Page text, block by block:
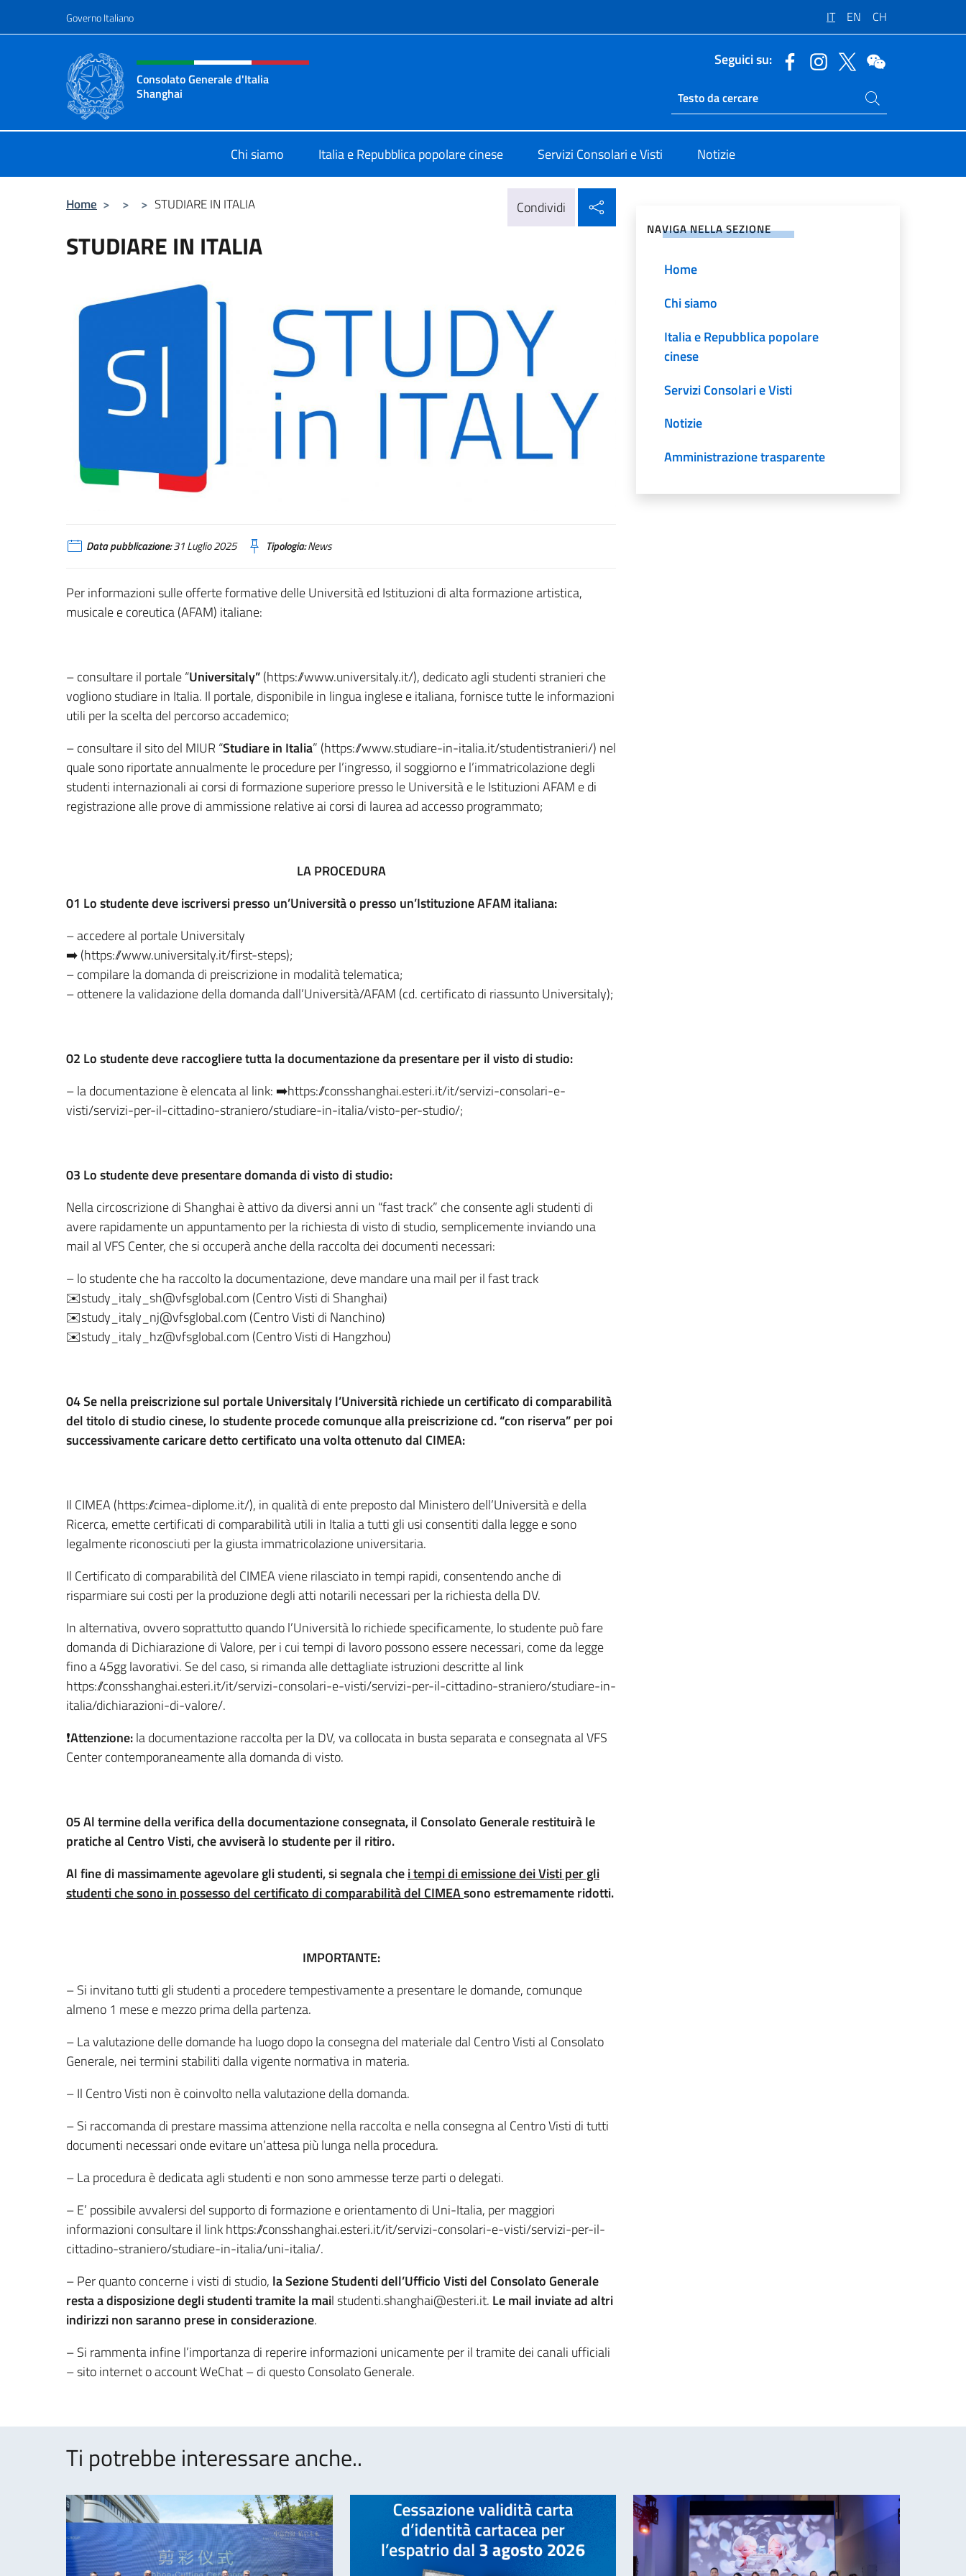
Governo Italiano IT EN CH
Intestazione sito, social e menù
Consolato Generale d'Italia
Shanghai
Seguici su:
Ricerca sito live
Cerca nel sito
Chi siamo Italia e Repubblica popolare cinese Servizi Consolari e Visti Notizie
Home > > > STUDIARE IN ITALIA Condividi
STUDIARE IN ITALIA
Data pubblicazione:31 Luglio 2025 Tipologia:News
Per informazioni sulle offerte formative delle Università ed Istituzioni di alta formazione artistica,
musicale e coreutica (AFAM) italiane­:
– consultare il portale “Universitaly”(https://www.universitaly.it/), dedicato agli studenti stranieri che
vogliono studiare in Italia. Il portale, disponibile in lingua inglese e italiana, fornisce tutte le informazioni
utili per la scelta del percorso accademico;
– consultare il sito del MIUR “Studiare in Italia” (https://www.studiare-in-italia.it/studentistranieri/) nel
quale sono riportate annualmente le procedure per l’ingresso, il soggiorno e l’immatricolazione degli
studenti internazionali ai corsi di formazione superiore presso le Università e le Istituzioni AFAM e di
registrazione alle prove di ammissione relative ai corsi di laurea ad accesso programmato;
LA PROCEDURA
01 Lo studente deve iscriversi presso un’Università o presso un’Istituzione AFAM italiana:
– accedere al portale Universitaly
➡️ (https://www.universitaly.it/first-steps);
– compilare la domanda di preiscrizione in modalità telematica;
– ottenere la validazione della domanda dall’Università/AFAM (cd. certificato di riassunto Universitaly);
02 Lo studente deve raccogliere tutta la documentazione da presentare per il visto di studio:
– la documentazione è elencata al link: ➡️https://consshanghai.esteri.it/it/servizi-consolari-e-
visti/servizi-per-il-cittadino-straniero/studiare-in-italia/visto-per-studio/;
03 Lo studente deve presentare domanda di visto di studio:
Nella circoscrizione di Shanghai è attivo da diversi anni un “fast track” che consente agli studenti di
avere rapidamente un appuntamento per la richiesta di visto di studio, semplicemente inviando una
mail al VFS Center, che si occuperà anche della raccolta dei documenti necessari:
– lo studente che ha raccolto la documentazione, deve mandare una mail per il fast track
✉️study_italy_sh@vfsglobal.com (Centro Visti di Shanghai)
✉️study_italy_nj@vfsglobal.com (Centro Visti di Nanchino)
✉️study_italy_hz@vfsglobal.com (Centro Visti di Hangzhou)
04 Se nella preiscrizione sul portale Universitaly l’Università richiede un certificato di comparabilità
del titolo di studio cinese, lo studente procede comunque alla preiscrizione cd. “con riserva” per poi
successivamente caricare detto certificato una volta ottenuto dal CIMEA:
Il CIMEA (https://cimea-diplome.it/), in qualità di ente preposto dal Ministero dell’Università e della
Ricerca, emette certificati di comparabilità utili in Italia a tutti gli usi consentiti dalla legge e sono
legalmente riconosciuti per la giusta immatricolazione universitaria.
Il Certificato di comparabilità del CIMEA viene rilasciato in tempi rapidi, consentendo anche di
risparmiare sui costi per la produzione degli atti notarili necessari per la richiesta della DV.
In alternativa, ovvero soprattutto quando l’Università lo richiede specificamente, lo studente può fare
domanda di Dichiarazione di Valore, per i cui tempi di lavoro possono essere necessari, come da legge
fino a 45gg lavorativi. Se del caso, si rimanda alle dettagliate istruzioni descritte al link
https://consshanghai.esteri.it/it/servizi-consolari-e-visti/servizi-per-il-cittadino-straniero/studiare-in-
italia/dichiarazioni-di-valore/.
❗️Attenzione:la documentazione raccolta per la DV, va collocata in busta separata e consegnata al VFS
Center contemporaneamente alla domanda di visto.
05 Al termine della verifica della documentazione consegnata, il Consolato Generale restituirà le
pratiche al Centro Visti, che avviserà lo studente per il ritiro.
Al fine di massimamente agevolare gli studenti, si segnala chei tempi di emissione dei Visti per gli
studenti che sono in possesso del certificato di comparabilità del CIMEAsono estremamente ridotti.
IMPORTANTE:
– Si invitano tutti gli studenti a procedere tempestivamente a presentare le domande, comunque
almeno 1 mese e mezzo prima della partenza.
– La valutazione delle domande ha luogo dopo la consegna del materiale dal Centro Visti al Consolato
Generale, nei termini stabiliti dalla vigente normativa in materia.
– Il Centro Visti non è coinvolto nella valutazione della domanda.
– Si raccomanda di prestare massima attenzione nella raccolta e nella consegna al Centro Visti di tutti
documenti necessari onde evitare un’attesa più lunga nella procedura.
– La procedura è dedicata agli studenti e non sono ammesse terze parti o delegati.
– E’ possibile avvalersi del supporto di formazione e orientamento di Uni-Italia, per maggiori
informazioni consultare il link https://consshanghai.esteri.it/it/servizi-consolari-e-visti/servizi-per-il-
cittadino-straniero/studiare-in-italia/uni-italia/.
– Per quanto concerne i visti di studio, la Sezione Studenti dell’Ufficio Visti del Consolato Generale
resta a disposizione degli studenti tramite la mail studenti.shanghai@esteri.it. Le mail inviate ad altri
indirizzi non saranno prese in considerazione.
– Si rammenta infine l’importanza di reperire informazioni unicamente per il tramite dei canali ufficiali
– sito internet o account WeChat – di questo Consolato Generale.
NAVIGA NELLA SEZIONE
Home
Chi siamo
Italia e Repubblica popolare
cinese
Servizi Consolari e Visti
Notizie
Amministrazione trasparente
Ti potrebbe interessare anche..